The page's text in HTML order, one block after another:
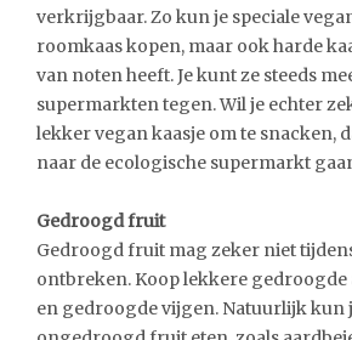
verkrijgbaar. Zo kun je speciale
roomkaas kopen, maar ook harde
van noten heeft. Je kunt ze steeds
supermarkten tegen. Wil je echter
lekker vegan kaasje om te snacken,
naar de ecologische supermarkt
Gedroogd fruit
Gedroogd fruit mag zeker niet
ontbreken. Koop lekkere gedroogde
en gedroogde vijgen. Natuurlijk kun